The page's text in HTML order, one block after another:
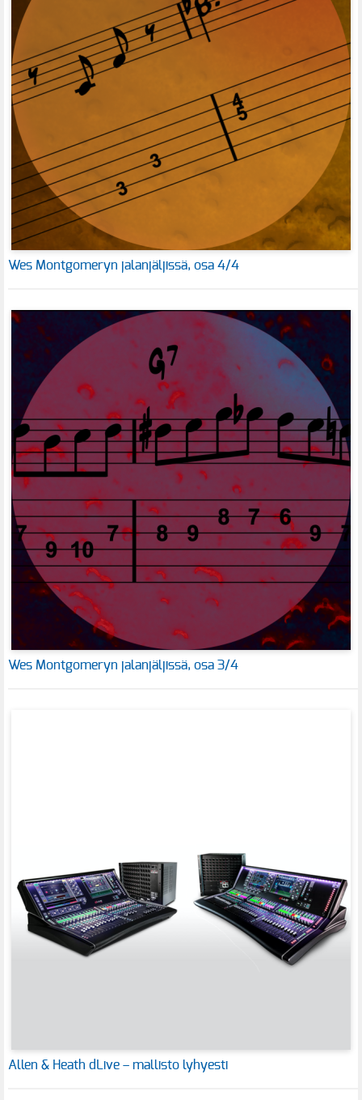
Wes Montgomeryn jalanjäljissä, osa 4/4
Wes Montgomeryn jalanjäljissä, osa 3/4
Allen & Heath dLive – mallisto lyhyesti